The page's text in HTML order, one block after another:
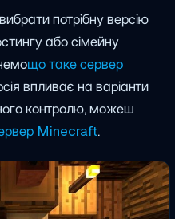
потрібну версію
або сімейну
що таке сервер
впливає на варіанти
контролю, можеш
Minecraft.